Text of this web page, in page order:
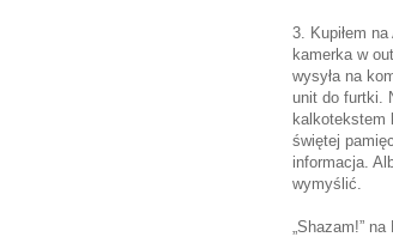
3. Kupiłem
kamerka w
wysyła na
unit do furtki.
kalkotekstem
świętej
informacja.
wymyślić.
„Shazam!”